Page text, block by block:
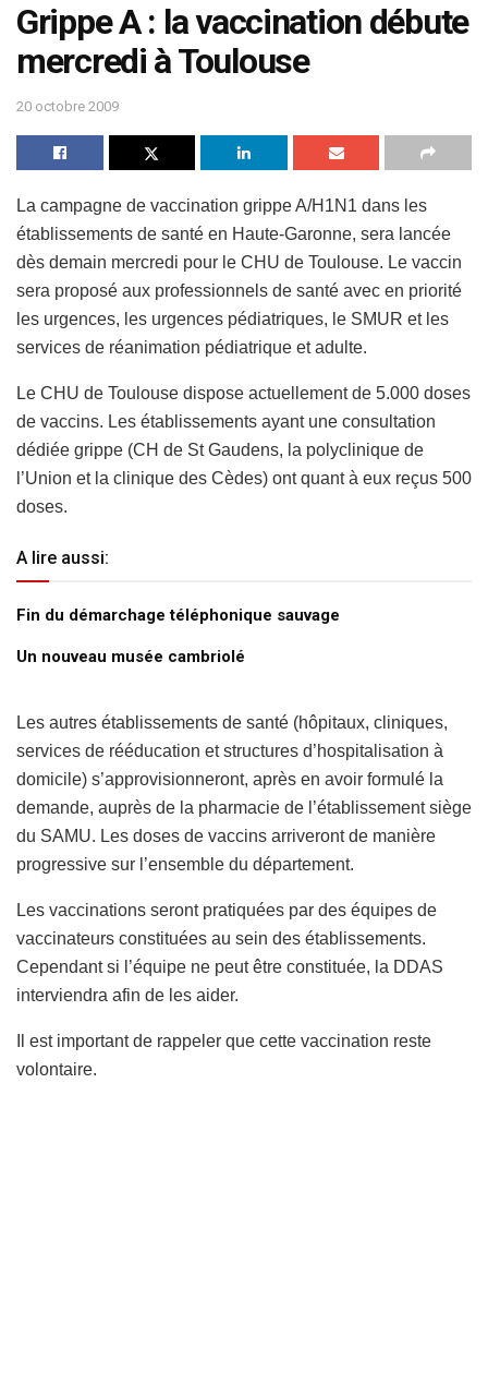
Grippe A : la vaccination débute
mercredi à Toulouse
20 octobre 2009
La campagne de vaccination grippe A/H1N1 dans les
établissements de santé en Haute-Garonne, sera lancée
dès demain mercredi pour le CHU de Toulouse. Le vaccin
sera proposé aux professionnels de santé avec en priorité
les urgences, les urgences pédiatriques, le SMUR et les
services de réanimation pédiatrique et adulte.
Le CHU de Toulouse dispose actuellement de 5.000 doses
de vaccins. Les établissements ayant une consultation
dédiée grippe (CH de St Gaudens, la polyclinique de
l’Union et la clinique des Cèdes) ont quant à eux reçus 500
doses.
A lire aussi:
Fin du démarchage téléphonique sauvage
Un nouveau musée cambriolé
Les autres établissements de santé (hôpitaux, cliniques,
services de rééducation et structures d’hospitalisation à
domicile) s’approvisionneront, après en avoir formulé la
demande, auprès de la pharmacie de l’établissement siège
du SAMU. Les doses de vaccins arriveront de manière
progressive sur l’ensemble du département.
Les vaccinations seront pratiquées par des équipes de
vaccinateurs constituées au sein des établissements.
Cependant si l’équipe ne peut être constituée, la DDAS
interviendra afin de les aider.
Il est important de rappeler que cette vaccination reste
volontaire.